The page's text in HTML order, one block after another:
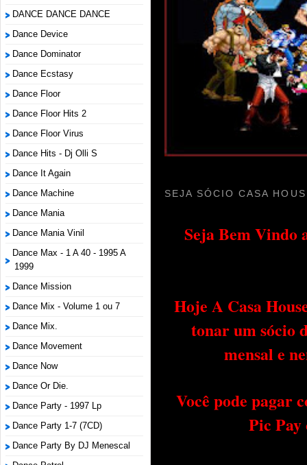
DANCE DANCE DANCE
Dance Device
Dance Dominator
Dance Ecstasy
Dance Floor
Dance Floor Hits 2
Dance Floor Virus
Dance Hits - Dj Olli S
Dance It Again
Dance Machine
Dance Mania
Dance Mania Vinil
Dance Max - 1 A 40 - 1995 A
1999
Dance Mission
Dance Mix - Volume 1 ou 7
Dance Mix.
Dance Movement
Dance Now
Dance Or Die.
Dance Party - 1997 Lp
Dance Party 1-7 (7CD)
Dance Party By DJ Menescal
SEJA SÓCIO CASA
Seja Bem Vindo
Hoje A Casa
tonar um sócio
mensal e
Você pode pagar
Pic